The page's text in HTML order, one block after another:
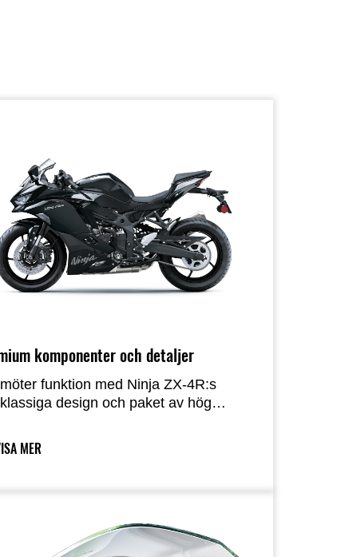
komponenter och detaljer
funktion med Ninja ZX-4R:s
design och paket av hög
av premiumfunktioner som
färginstrumentering som ger tydlig
på Ninja ZX-4R SE och ZX-4RR en
shifter för snabba och enkla
MER